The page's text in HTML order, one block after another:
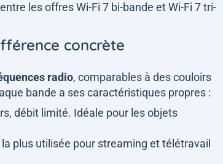
les offres Wi-Fi 7 bi-bande et Wi-Fi 7 tri-
concrète
radio, comparables à des couloirs
bande a ses caractéristiques propres :
débit limité. Idéale pour les objets
plus utilisée pour streaming et télétravail